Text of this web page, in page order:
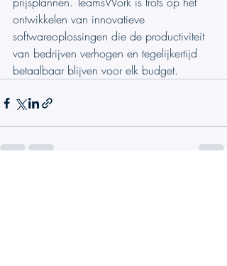
ontwikkelen van innovatieve
softwareoplossingen die de productiviteit
van bedrijven verhogen en tegelijkertijd
betaalbaar blijven voor elk budget.